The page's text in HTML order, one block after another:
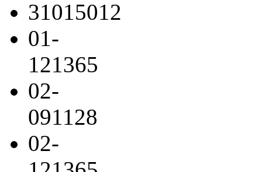
31015012
01-
121365
02-
091128
02-